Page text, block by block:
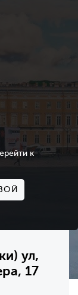
к
ул,
17